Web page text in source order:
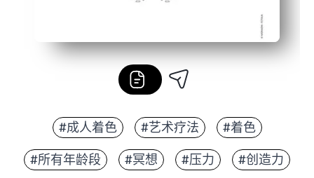
#成人着色 #艺术疗法 #着色
#所有年龄段 #冥想 #压力 #创造力